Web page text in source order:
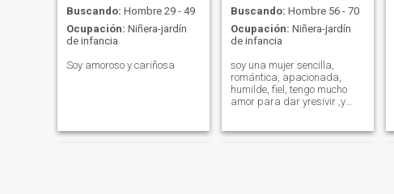
Buscando: Hombre 29 - 49
Ocupación: Niñera-jardín
de infancia
Soy amoroso y cariñosa
Buscando: Hombre 56 - 70
Ocupación: Niñera-jardín
de infancia
soy una mujer sencilla,
romántica, apacionada,
humilde, fiel, tengo mucho
amor para dar yresivir ,y